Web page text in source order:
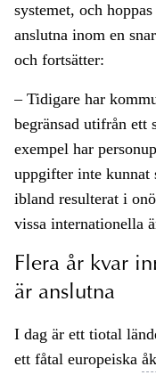
systemet, och
anslutna inom en
och fortsätter:
– Tidigare har
begränsad utifrån ett
exempel har
uppgifter inte
ibland resulterat i
vissa internationella
Flera år kvar
är anslutna
I dag är ett tiotal
ett fåtal europeiska